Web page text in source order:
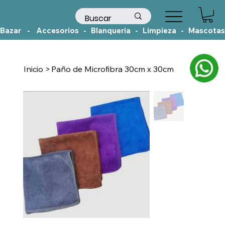
Bazar    -    Accesorios   -   Blanqueria   -   Limpieza   -
Inicio > Paño de Microfibra 30cm x 30cm